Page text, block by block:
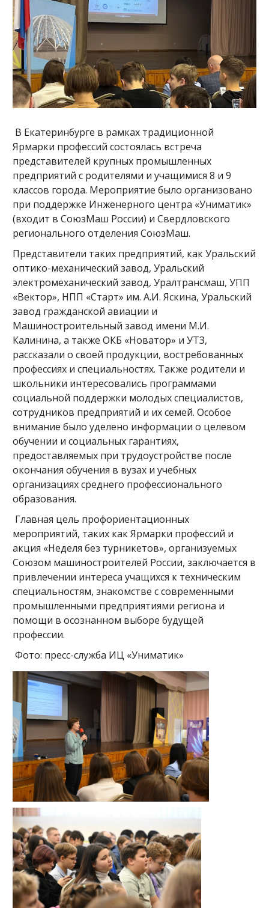
В Екатеринбурге в рамках традиционной
Ярмарки профессий состоялась встреча
представителей крупных промышленных
предприятий с родителями и учащимися 8 и 9
классов города. Мероприятие было организовано
при поддержке Инженерного центра «Униматик»
(входит в СоюзМаш России) и Свердловского
регионального отделения СоюзМаш.
Представители таких предприятий, как Уральский
оптико-механический завод, Уральский
электромеханический завод, Уралтрансмаш, УПП
«Вектор», НПП «Старт» им. А.И. Яскина, Уральский
завод гражданской авиации и
Машиностроительный завод имени М.И.
Калинина, а также ОКБ «Новатор» и УТЗ,
рассказали о своей продукции, востребованных
профессиях и специальностях. Также родители и
школьники интересовались программами
социальной поддержки молодых специалистов,
сотрудников предприятий и их семей. Особое
внимание было уделено информации о целевом
обучении и социальных гарантиях,
предоставляемых при трудоустройстве после
окончания обучения в вузах и учебных
организациях среднего профессионального
образования.
Главная цель профориентационных
мероприятий, таких как Ярмарки профессий и
акция «Неделя без турникетов», организуемых
Союзом машиностроителей России, заключается в
привлечении интереса учащихся к техническим
специальностям, знакомстве с современными
промышленными предприятиями региона и
помощи в осознанном выборе будущей
профессии.
Фото: пресс-служба ИЦ «Униматик»